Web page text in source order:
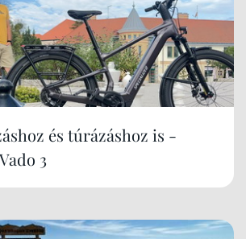
és túrázáshoz is -
3